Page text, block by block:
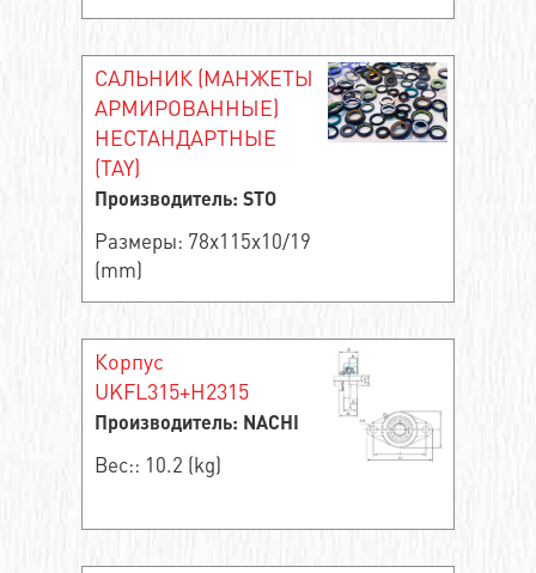
САЛЬНИК (МАНЖЕТЫ
АРМИРОВАННЫЕ)
НЕСТАНДАРТНЫЕ
(TAY)
Производитель: STO
Размеры: 78x115x10/19
(mm)
Корпус
UKFL315+H2315
Производитель: NACHI
Вес:: 10.2 (kg)